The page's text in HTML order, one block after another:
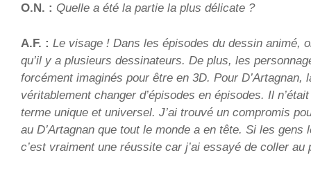
O.N. : Quelle a été la partie la plus délicate ?
A.F. : Le visage ! Dans les épisodes du dessin animé,
qu’il y a plusieurs dessinateurs. De plus, les
forcément imaginés pour être en 3D. Pour D’Artagnan,
véritablement changer d’épisodes en épisodes. Il
terme unique et universel. J’ai trouvé un compromis
au D’Artagnan que tout le monde a en tête. Si les gens
c’est vraiment une réussite car j’ai essayé de coller au